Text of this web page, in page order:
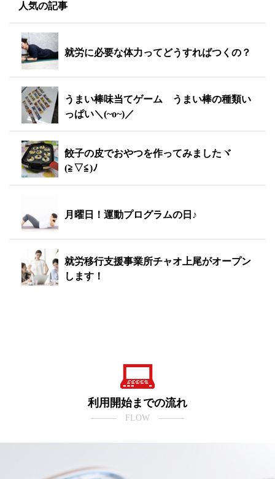
人気の記事
就労に必要な体力ってどうすればつくの？
うまい棒味当てゲーム うまい棒の種類い
っぱい＼(~o~)／
餃子の皮でおやつを作ってみましたヾ
(≧▽≦)ﾉ
月曜日！運動プログラムの日♪
就労移行支援事業所チャオ上尾がオープン
します！
利用開始までの流れ
――― FLOW ―――